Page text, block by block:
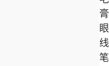
眼
线
笔